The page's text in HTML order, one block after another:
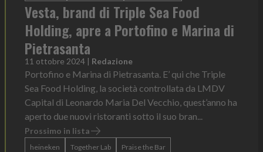
Vesta, brand di Triple Sea Food
Holding, apre a Portofino e Marina di
Pietrasanta
11 ottobre 2024 | Redazione
Portofino e Marina di Pietrasanta. E’ qui che Triple
Sea Food Holding, la società controllata da LMDV
Capital di Leonardo Maria Del Vecchio, quest’anno ha
aperto due nuovi ristoranti sotto il suo bran...
Prossimo in lista
heineken Together Lab Praise the Bar